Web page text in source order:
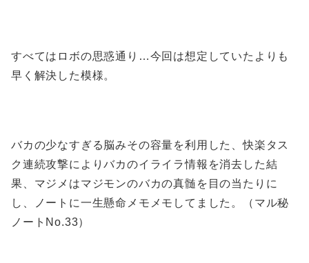
すべてはロボの思惑通り…今回は想定していたよりも
早く解決した模様。
バカの少なすぎる脳みその容量を利用した、快楽タス
ク連続攻撃によりバカのイライラ情報を消去した結
果、マジメはマジモンのバカの真髄を目の当たりに
し、ノートに一生懸命メモメモしてました。（マル秘
ノートNo.33）